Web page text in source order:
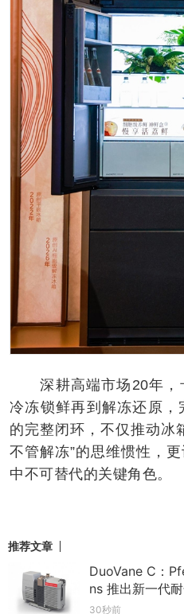
深耕高端市场20年，
冷冻锁鲜再到解冻还原
的完整闭环，不仅推动冰
不管解冻”的思维惯性，
中不可替代的关键角色。
推荐文章
DuoVane C：
ns 推出新一代
30秒前